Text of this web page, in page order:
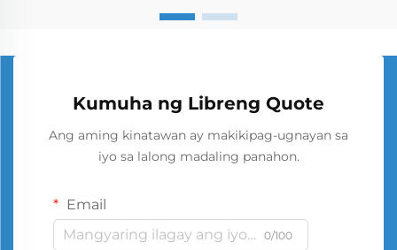
Kumuha ng Libreng Quote
Ang aming kinatawan ay makikipag-ugnayan sa
iyo sa lalong madaling panahon.
Email
0/100